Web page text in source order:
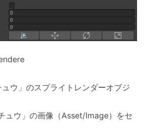
ウ」のスプライトレンダーオブジ
ュウ」の画像（Asset/Image）をセ